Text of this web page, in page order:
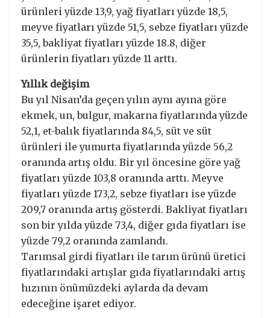
ürünleri yüzde 13,9, yağ fiyatları yüzde 18,5,
meyve fiyatları yüzde 51,5, sebze fiyatları yüzde
35,5, bakliyat fiyatları yüzde 18.8, diğer
ürünlerin fiyatları yüzde 11 arttı.
Yıllık değişim
Bu yıl Nisan’da geçen yılın aynı ayına göre
ekmek, un, bulgur, makarna fiyatlarında yüzde
52,1, et-balık fiyatlarında 84,5, süt ve süt
ürünleri ile yumurta fiyatlarında yüzde 56,2
oranında artış oldu. Bir yıl öncesine göre yağ
fiyatları yüzde 103,8 oranında arttı. Meyve
fiyatları yüzde 173,2, sebze fiyatları ise yüzde
209,7 oranında artış gösterdi. Bakliyat fiyatları
son bir yılda yüzde 73,4, diğer gıda fiyatları ise
yüzde 79,2 oranında zamlandı.
Tarımsal girdi fiyatları ile tarım ürünü üretici
fiyatlarındaki artışlar gıda fiyatlarındaki artış
hızının önümüzdeki aylarda da devam
edeceğine işaret ediyor.